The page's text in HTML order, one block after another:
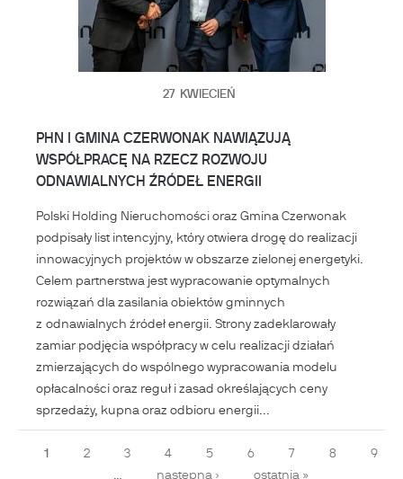
27 KWIECIEŃ
PHN I GMINA CZERWONAK NAWIĄZUJĄ
WSPÓŁPRACĘ NA RZECZ ROZWOJU
ODNAWIALNYCH ŹRÓDEŁ ENERGII
Polski Holding Nieruchomości oraz Gmina Czerwonak
podpisały list intencyjny, który otwiera drogę do realizacji
innowacyjnych projektów w obszarze zielonej energetyki.
Celem partnerstwa jest wypracowanie optymalnych
rozwiązań dla zasilania obiektów gminnych
z odnawialnych źródeł energii. Strony zadeklarowały
zamiar podjęcia współpracy w celu realizacji działań
zmierzających do wspólnego wypracowania modelu
opłacalności oraz reguł i zasad określających ceny
sprzedaży, kupna oraz odbioru energii...
Strony
1 2 3 4 5 6 7 8
9
…
następna › ostatnia »